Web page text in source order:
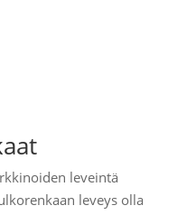
leveintä
leveys olla